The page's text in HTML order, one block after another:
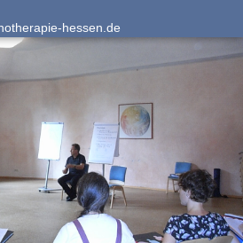
hessen.de